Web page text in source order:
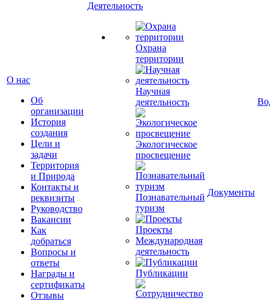
О нас
Об
организации
История
создания
Цели и
задачи
Территория
и Природа
Контакты и
реквизиты
Руководство
Вакансии
Как
добраться
Вопросы и
ответы
Награды и
сертификаты
Отзывы
Деятельность
Охрана
территории
Научная
деятельность
Экологическое
просвещение
Познавательный
туризм
Проекты
Международная
деятельность
Публикации
Документы